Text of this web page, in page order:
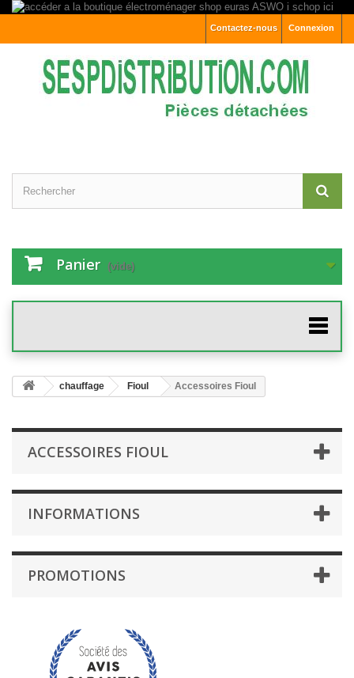
Connexion
Contactez-nous
Panier (vide)
chauffage Fioul Accessoires Fioul
ACCESSOIRES FIOUL
INFORMATIONS
PROMOTIONS